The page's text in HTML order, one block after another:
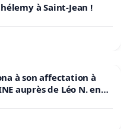
à Saint-Jean !
à son affectation à
auprès de Léo N. en